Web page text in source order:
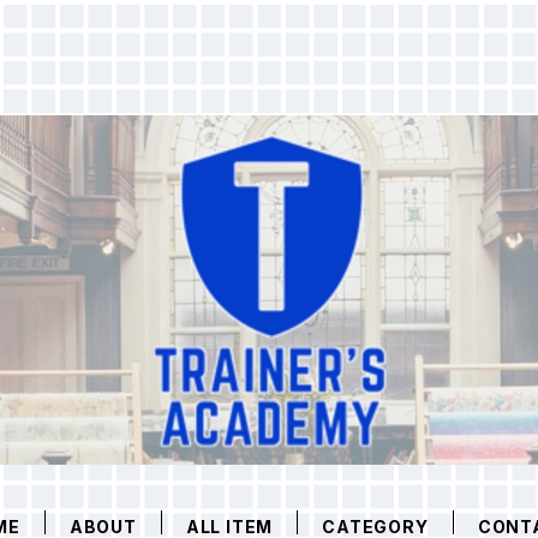
ABOUT ALL ITEM CATEGORY